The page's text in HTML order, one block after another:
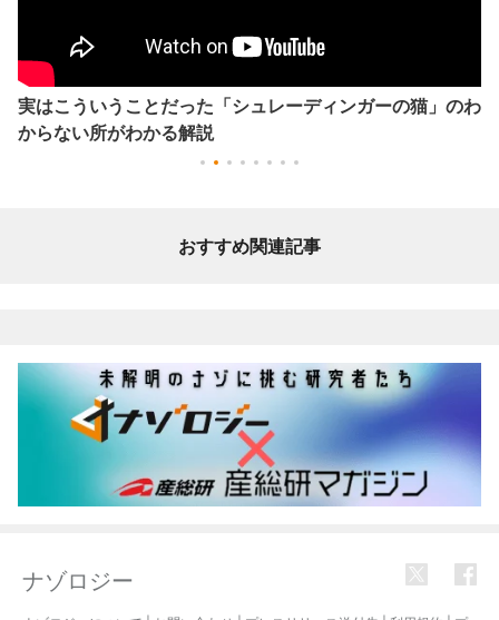
実はこういうことだった「シュレーディンガーの猫」のわ
からない所がわかる解説
おすすめ関連記事
ナゾロジー